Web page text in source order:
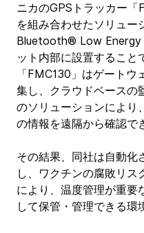
ニカのGPSトラッカー「
を組み合わせたソリュー
Bluetooth® Low Energy
ット内部に設置すること
「FMC130」はゲート
集し、クラウドベースの
のソリューションにより
の情報を遠隔から確認で
その結果、同社は自動化
し、ワクチンの腐敗リス
により、温度管理が重要
して保管・管理できる環